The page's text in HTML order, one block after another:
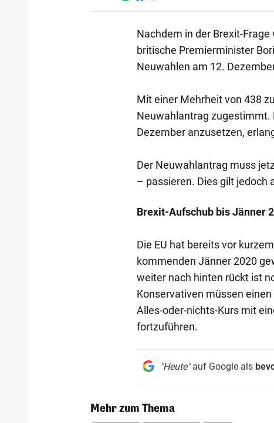
Nachdem in der Brexit-
britische Premierminister
Neuwahlen am 12.
Mit einer Mehrheit von 438
Neuwahlantrag zugestimmt.
Dezember anzusetzen,
Der Neuwahlantrag muss
– passieren. Dies gilt jedoch
Brexit-Aufschub bis Jänner
Die EU hat bereits vor
kommenden Jänner 2020
weiter nach hinten rückt ist
Konservativen müssen
Alles-oder-nichts-Kurs mit
fortzuführen.
"Heute"auf Google als
Mehr zum Thema